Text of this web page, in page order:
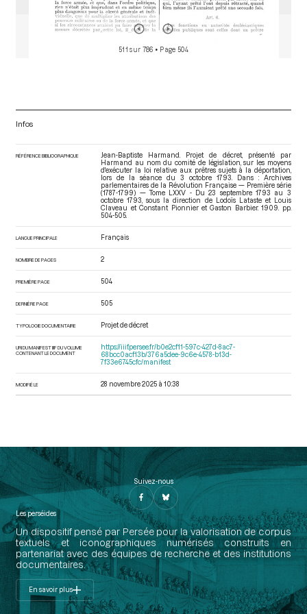
511 sur 786 • Page 504
Infos
RÉFÉRENCE BIBLIOGRAPHIQUE
Jean-Baptiste Harmand. Projet de décret, présenté par
Harmand au nom du comité de législation, sur les moyens
d'exécuter la loi relative aux prêtres sujets à la déportation,
lors de la séance du 3 octobre 1793. Dans : Archives
parlementaires de la Révolution Française — Première série
(1787-1799) — Tome LXXV - Du 23 septembre 1793 au 3
octobre 1793
, sous la direction de Lodoïs Lataste et Louis
Claveau et Constant Pionnier et Gaston Barbier. 1909. pp.
504-505.
LANGUE PRINCIPALE Français
NOMBRE DE PAGES 2
PREMIÈRE PAGE 504
DERNIÈRE PAGE 505
TYPOLOGIE DOCUMENTAIRE Projet de décret
URI DU MANIFEST IIIF DU VOLUME
CONTENANT LE DOCUMENT
https://iiif.persee.fr/b0e2cf11-597c-427d-8ac7-
68bcc0acf13b/376a5dee-9c6e-4578-b13d-
7f33e6745cfc/manifest
MODIFIÉ LE 28 novembre 2025 à 10:38
Suivez-nous
Les perséides
Un dispositif pensé par Persée pour la valorisation de corpus
textuels et iconographiques numérisés construits en
partenariat avec des équipes de recherche et des institutions
documentaires.
En savoir plus